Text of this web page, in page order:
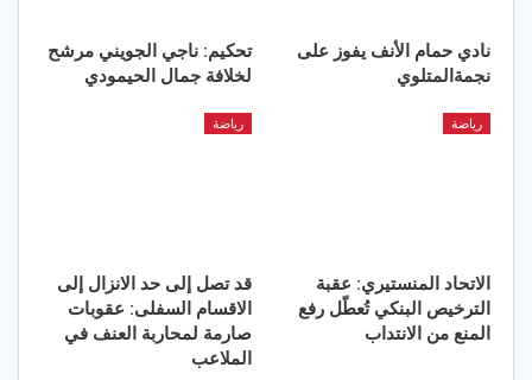
نادي حمام الأنف يفوز على
نجمةالمتلوي
تحكيم: ناجي الجويني مرشح
لخلافة جمال الحيمودي
رياضة
الاتحاد المنستيري: عقبة
الترخيص البنكي تُعطّل رفع
المنع من الانتداب
رياضة
قد تصل إلى حد الانزال إلى
الاقسام السفلى: عقوبات
صارمة لمحاربة العنف في
الملاعب